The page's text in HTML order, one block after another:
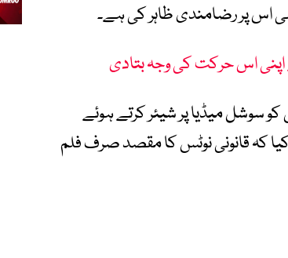
اس پر رضامندی ظاہر کی ہے۔
اس حرکت کی وجہ بتادی
سوشل میڈیا پر شیئر کرتے ہوئے
کہ قانونی نوٹس کا مقصد صرف فلم